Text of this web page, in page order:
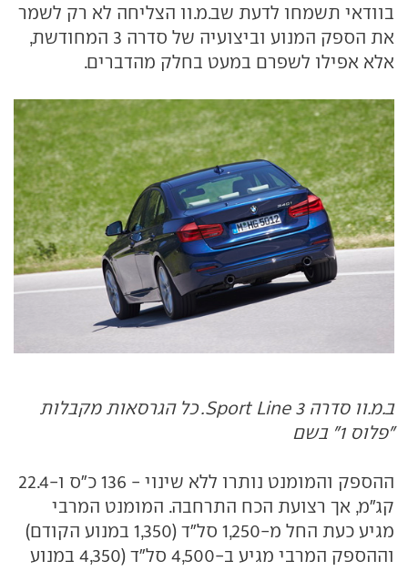
בוודאי תשמחו לדעת שב.מ.וו הצליחה לא רק לשמר
את הספק המנוע וביצועיה של סדרה 3 המחודשת,
אלא אפילו לשפרם במעט בחלק מהדברים.
ב.מ.וו סדרה 3 Sport Line. כל הגרסאות מקבלות
"פלוס 1" בשם
ההספק והמומנט נותרו ללא שינוי - 136 כ"ס ו-22.4
קג"מ, אך רצועת הכח התרחבה. המומנט המרבי
מגיע כעת החל מ-1,250 סל"ד (1,350 במנוע הקודם)
וההספק המרבי מגיע ב-4,500 סל"ד (4,350 במנוע